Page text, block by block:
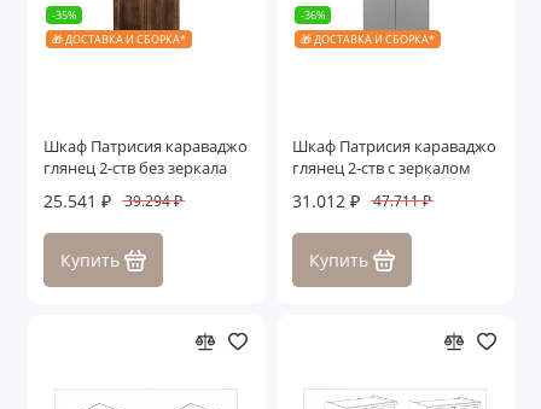
-35%
🎁 ДОСТАВКА И СБОРКА*
Шкаф Патрисия караваджо
глянец 2-ств без зеркала
25.541 ₽ 39.294 ₽
Купить
-36%
🎁 ДОСТАВКА И СБОРКА*
Шкаф Патрисия караваджо
глянец 2-ств с зеркалом
31.012 ₽ 47.711 ₽
Купить